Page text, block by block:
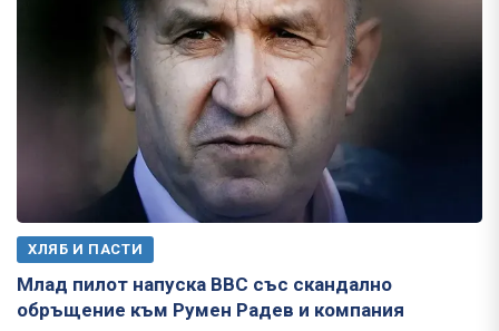
ХЛЯБ И ПАСТИ
Млад пилот напуска ВВС със скандално
обръщение към Румен Радев и компания